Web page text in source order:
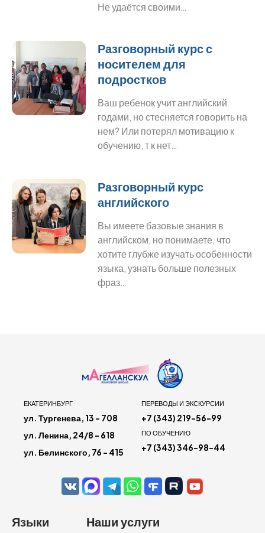
Не удаётся своими…
Разговорный курс с
носителем для
подростков
Ваш ребенок учит английский
годами, но стесняется говорить на
нем? Или потерял мотивацию к
обучению, т к нет…
Разговорный курс
английского
Вы имеете базовые знания в
английском, но понимаете, что
хотите глубже изучать особенности
языка, узнать больше полезных
фраз…
ЕКАТЕРИНБУРГ
ул. Тургенева, 13 - 708
ул. Ленина, 24/8 - 618
ул. Белинского, 76 - 415
ПЕРЕВОДЫ И ЭКСКУРСИИ
+7 (343) 219-56-99
ПО ОБУЧЕНИЮ
+7 (343) 346-98-44
Языки Наши услуги